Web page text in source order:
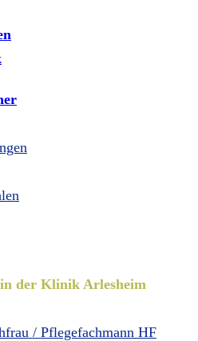
der Klinik Arlesheim
/ Pflegefachmann HF